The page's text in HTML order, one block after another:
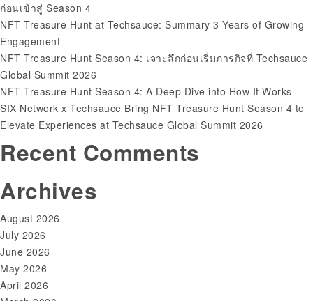
energii
2024
ก่อนเข้าสู่ Season 4
NFT Treasure Hunt at Techsauce: Summary 3 Years of Growing
Engagement
NFT Treasure Hunt Season 4: เจาะลึกก่อนเริ่มภารกิจที่ Techsauce
Global Summit 2026
NFT Treasure Hunt Season 4: A Deep Dive into How It Works
SIX Network x Techsauce Bring NFT Treasure Hunt Season 4 to
Elevate Experiences at Techsauce Global Summit 2026
Recent Comments
Archives
August 2026
July 2026
June 2026
May 2026
April 2026